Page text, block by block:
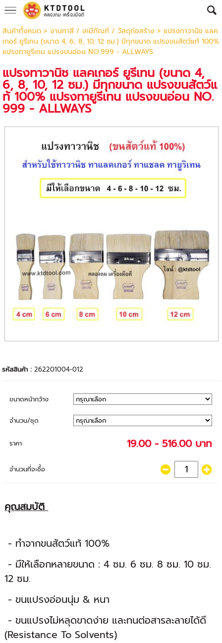
สินค้าทั้งหมด> งานทาสี / เคมีภัณฑ์ / วัสดุก่อสร้าง > แปรงทาวานิช แลค
เกอร์ ยูรีเทน (ขนาด 4, 6, 8, 10, 12 ซม.) มีทุกขนาด แปรงขนสัตว์แท้ 100%
แปรงทายูรีเทน แปรงขนอ่อน NO.999 - ALLWAYS
แปรงทาวานิช แลคเกอร์ ยูรีเทน (ขนาด 4,
6, 8, 10, 12 ซม.) มีทุกขนาด แปรงขนสัตว์แ
ท้ 100% แปรงทายูรีเทน แปรงขนอ่อน NO.
999 - ALLWAYS
รหัสสินค้า :262201004-012
ขนาดหน้ากว้าง
จำนวน/ชุด
ราคา 19.00 - 516.00 บาท
จำนวนที่จะซื้อ
คุณสมบัติ
- ทำจากขนสัตว์แท้ 100%
- มีให้เลือกหลายขนาด : 4 ซม. 6 ซม. 8 ซม. 10 ซม.
12 ซม.
- ขนแปรงอ่อนนุ่ม & หนา
- ขนแปรงไม่หลุดขาดง่าย และทนต่อสารละลายได้ดี
(Resistance To Solvents)